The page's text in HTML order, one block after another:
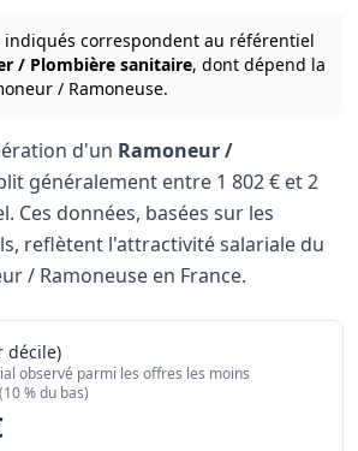
indiqués correspondent au référentiel
/ Plombière sanitaire, dont dépend la
/ Ramoneuse.
d'un Ramoneur /
généralement entre 1 802 € et2
Ces données, basées sur les
reflètent l'attractivité salariale du
/ Ramoneuse en France.
salariale Ramoneur / Ramoneuse 2026
salaire (Déciles)
les moins rémunérés)
les mieux rémunérés)
/ Ramoneuse
décile)
observé parmi les offres les moins
% du bas)